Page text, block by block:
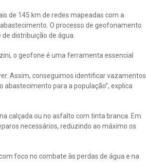
de 145 km de redes mapeadas com a
O processo de geofonamento
distribuição de água.
o geofone é uma ferramenta essencial
Assim, conseguimos identificar vazamentos
abastecimento para a população”, explica
calçada ou no asfalto com tinta branca. Em
necessários, reduzindo ao máximo os
foco no combate às perdas de água e na